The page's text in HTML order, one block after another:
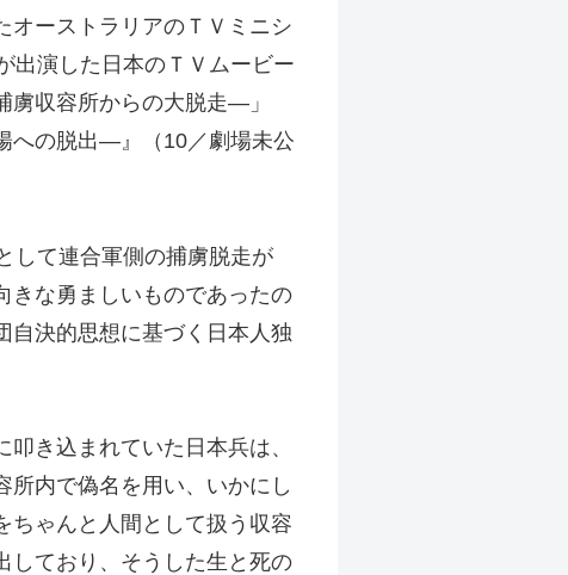
オーストラリアのＴＶミニシ
出演した日本のＴＶムービー
虜収容所からの大脱走―」
への脱出―』（10／劇場未公
して連合軍側の捕虜脱走が
きな勇ましいものであったの
自決的思想に基づく日本人独
き込まれていた日本兵は、
所内で偽名を用い、いかにし
ちゃんと人間として扱う収容
しており、そうした生と死の